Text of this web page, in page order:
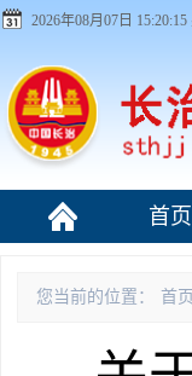
2026年08月07日
首页
您当前的位置： 首页